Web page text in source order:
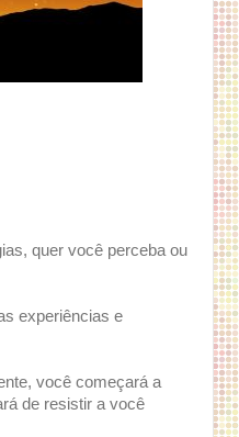
quer você perceba ou
experiências e
você começará a
de resistir a você